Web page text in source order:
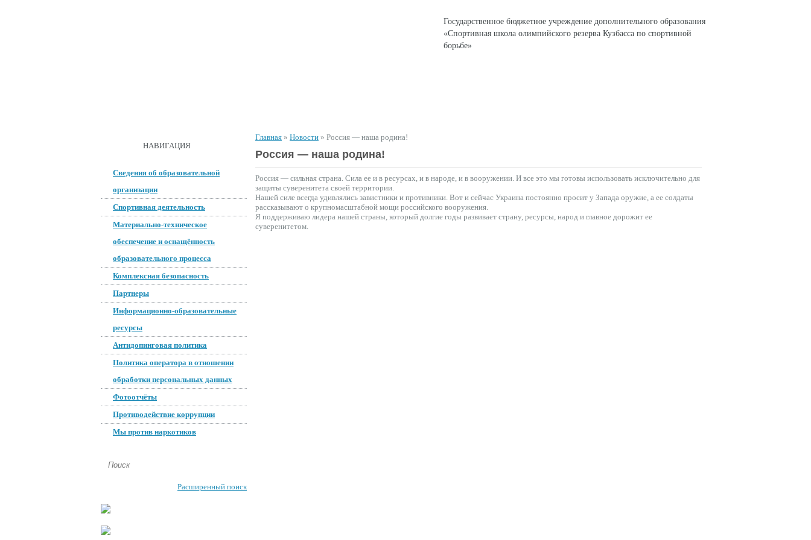
Государственное бюджетное учреждение дополнительного образования
«Спортивная школа олимпийского резерва Кузбасса по спортивной
борьбе»
НАВИГАЦИЯ
Сведения об образовательной
организации
Спортивная деятельность
Материально-техническое
обеспечение и оснащённость
образовательного процесса
Комплексная безопасность
Партнеры
Информационно-образовательные
ресурсы
Антидопинговая политика
Политика оператора в отношении
обработки персональных данных
Фотоотчёты
Противодействие коррупции
Мы против наркотиков
Расширенный поиск
Главная » Новости » Россия — наша родина!
Россия — наша родина!
Россия — сильная страна. Сила ее и в ресурсах, и в народе, и в вооружении. И все это мы готовы использовать исключительно для
защиты суверенитета своей территории.
Нашей силе всегда удивлялись завистники и противники. Вот и сейчас Украина постоянно просит у Запада оружие, а ее солдаты
рассказывают о крупномасштабной мощи российского вооружения.
Я поддерживаю лидера нашей страны, который долгие годы развивает страну, ресурсы, народ и главное дорожит ее
суверенитетом.